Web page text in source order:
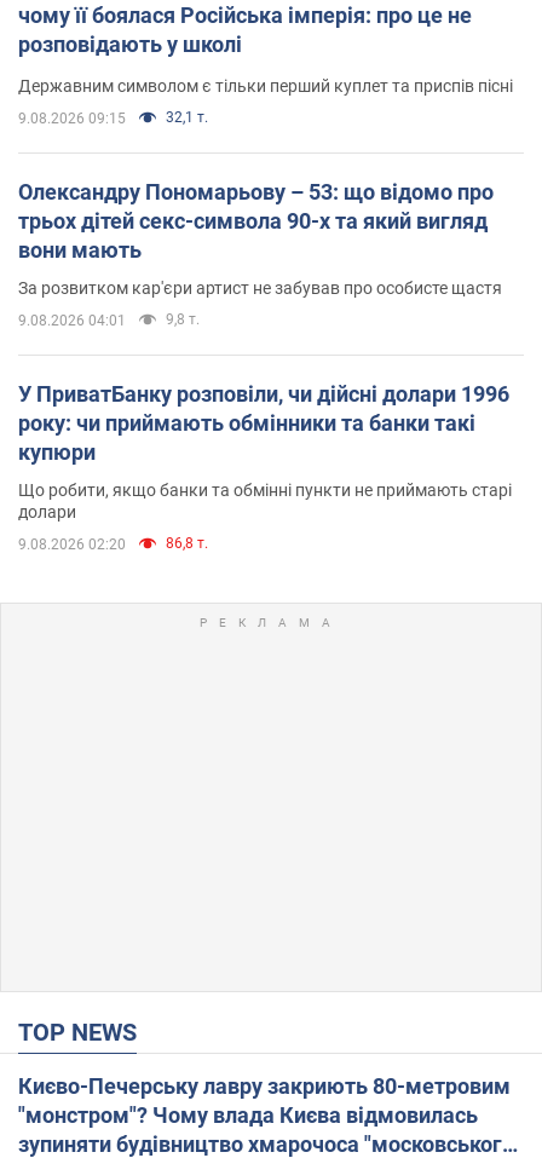
чому її боялася Російська імперія: про це не
розповідають у школі
Державним символом є тільки перший куплет та приспів пісні
9.08.2026 09:15 32,1 т.
Олександру Пономарьову – 53: що відомо про
трьох дітей секс-символа 90-х та який вигляд
вони мають
За розвитком кар'єри артист не забував про особисте щастя
9.08.2026 04:01 9,8 т.
У ПриватБанку розповіли, чи дійсні долари 1996
року: чи приймають обмінники та банки такі
купюри
Що робити, якщо банки та обмінні пункти не приймають старі
долари
9.08.2026 02:20 86,8 т.
TOP NEWS
Києво-Печерську лавру закриють 80-метровим
"монстром"? Чому влада Києва відмовилась
зупиняти будівництво хмарочоса "московського